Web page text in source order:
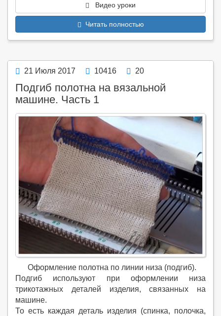
Видео уроки
Читать полностью
21 Июля 2017 10416 20
Подгиб полотна на вязальной
машине. Часть 1
Оформление полотна по линии низа (подгиб).
Подгиб используют при оформлении низа
трикотажных деталей изделия, связанных на
машине.
То есть каждая деталь изделия (спинка, полочка,